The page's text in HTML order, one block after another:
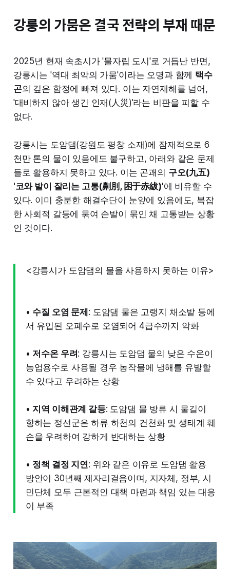
강릉의 가뭄은 결국 전략의 부재 때문
2025년 현재 속초시가 '물자립 도시'로 거듭난 반면,
강릉시는 '역대 최악의 가뭄'이라는 오명과 함께 택수
곤의 깊은 함정에 빠져 있다. 이는 자연재해를 넘어,
'대비하지 않아 생긴 인재(人災)'라는 비판을 피할 수
없다.
강릉시는 도암댐(강원도 평창 소재)에 잠재적으로 6
천만 톤의 물이 있음에도 불구하고, 아래와 같은 문제
들로 활용하지 못하고 있다. 이는 곤괘의 구오(九五)
'코와 발이 잘리는 고통(劓刖, 困于赤紱)'에 비유할 수
있다. 이미 충분한 해결수단이 눈앞에 있음에도, 복잡
한 사회적 갈등에 묶여 손발이 묶인 채 고통받는 상황
인 것이다.
<강릉시가 도암댐의 물을 사용하지 못하는 이유>
• 수질 오염 문제 : 도암댐 물은 고랭지 채소밭 등에
서 유입된 오폐수로 오염되어 4급수까지 악화
• 저수온 우려: 강릉시는 도암댐 물의 낮은 수온이
농업용수로 사용될 경우 농작물에 냉해를 유발할
수 있다고 우려하는 상황
• 지역 이해관계 갈등: 도암댐 물 방류 시 물길이
향하는 정선군은 하류 하천의 건천화 및 생태계 훼
손을 우려하여 강하게 반대하는 상황
• 정책 결정 지연: 위와 같은 이유로 도암댐 활용
방안이 30년째 제자리걸음이며, 지자체, 정부, 시
민단체 모두 근본적인 대책 마련과 책임 있는 대응
이 부족